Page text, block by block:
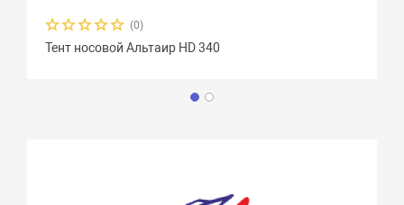
(0)
Тент носовой Альтаир HD 340